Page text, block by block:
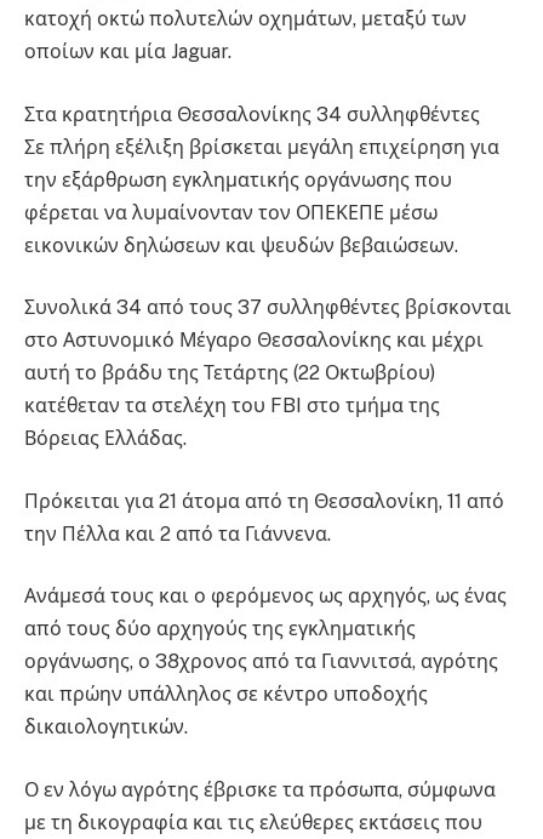
κατοχή οκτώ πολυτελών οχημάτων, μεταξύ των
οποίων και μία Jaguar.
Στα κρατητήρια Θεσσαλονίκης 34 συλληφθέντες
Σε πλήρη εξέλιξη βρίσκεται μεγάλη επιχείρηση για
την εξάρθρωση εγκληματικής οργάνωσης που
φέρεται να λυμαίνονταν τον ΟΠΕΚΕΠΕ μέσω
εικονικών δηλώσεων και ψευδών βεβαιώσεων.
Συνολικά 34 από τους 37 συλληφθέντες βρίσκονται
στο Αστυνομικό Μέγαρο Θεσσαλονίκης και μέχρι
αυτή το βράδυ της Τετάρτης (22 Οκτωβρίου)
κατέθεταν τα στελέχη του FBI στο τμήμα της
Βόρειας Ελλάδας.
Πρόκειται για 21 άτομα από τη Θεσσαλονίκη, 11 από
την Πέλλα και 2 από τα Γιάννενα.
Ανάμεσά τους και ο φερόμενος ως αρχηγός, ως ένας
από τους δύο αρχηγούς της εγκληματικής
οργάνωσης, ο 38χρονος από τα Γιαννιτσά, αγρότης
και πρώην υπάλληλος σε κέντρο υποδοχής
δικαιολογητικών.
Ο εν λόγω αγρότης έβρισκε τα πρόσωπα, σύμφωνα
με τη δικογραφία και τις ελεύθερες εκτάσεις που